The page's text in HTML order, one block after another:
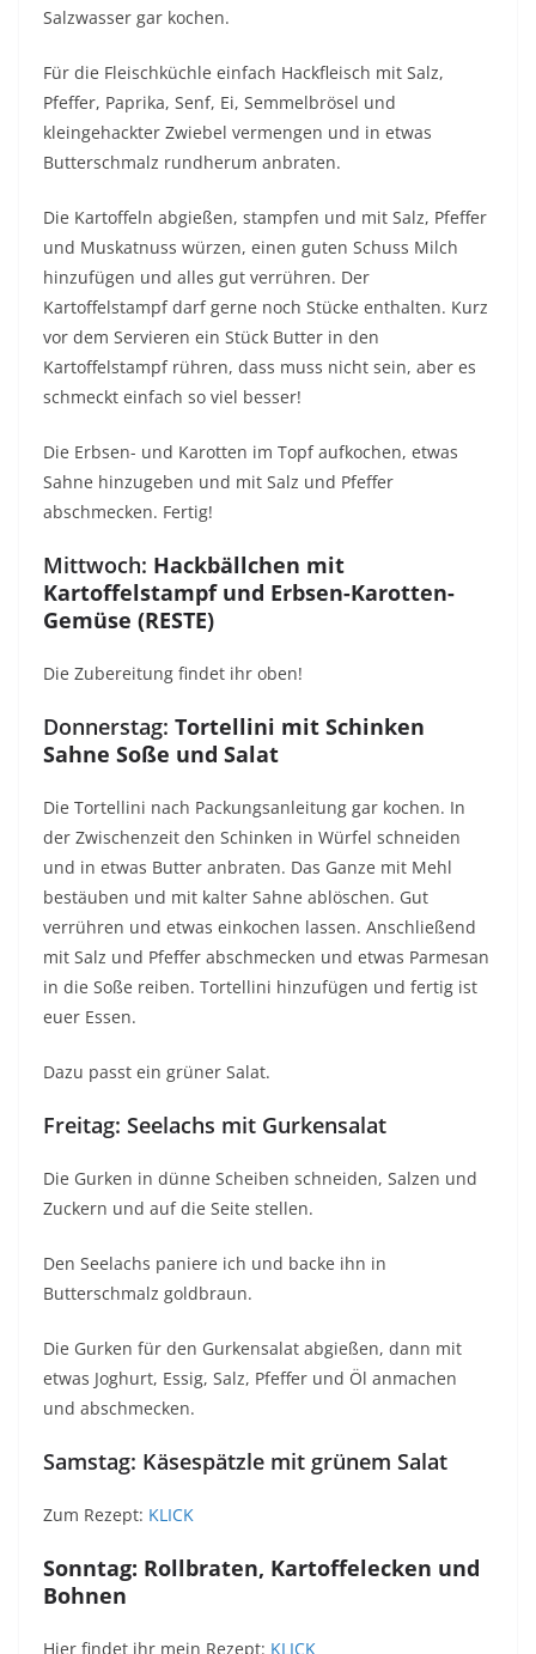
Salzwasser gar kochen.
Für die Fleischküchle einfach Hackfleisch mit Salz,
Pfeffer, Paprika, Senf, Ei, Semmelbrösel und
kleingehackter Zwiebel vermengen und in etwas
Butterschmalz rundherum anbraten.
Die Kartoffeln abgießen, stampfen und mit Salz, Pfeffer
und Muskatnuss würzen, einen guten Schuss Milch
hinzufügen und alles gut verrühren. Der
Kartoffelstampf darf gerne noch Stücke enthalten. Kurz
vor dem Servieren ein Stück Butter in den
Kartoffelstampf rühren, dass muss nicht sein, aber es
schmeckt einfach so viel besser!
Die Erbsen- und Karotten im Topf aufkochen, etwas
Sahne hinzugeben und mit Salz und Pfeffer
abschmecken. Fertig!
Mittwoch: Hackbällchen mit
Kartoffelstampf und Erbsen-Karotten-
Gemüse (RESTE)
Die Zubereitung findet ihr oben!
Donnerstag: Tortellini mit Schinken
Sahne Soße und Salat
Die Tortellini nach Packungsanleitung gar kochen. In
der Zwischenzeit den Schinken in Würfel schneiden
und in etwas Butter anbraten. Das Ganze mit Mehl
bestäuben und mit kalter Sahne ablöschen. Gut
verrühren und etwas einkochen lassen. Anschließend
mit Salz und Pfeffer abschmecken und etwas Parmesan
in die Soße reiben. Tortellini hinzufügen und fertig ist
euer Essen.
Dazu passt ein grüner Salat.
Freitag: Seelachs mit Gurkensalat
Die Gurken in dünne Scheiben schneiden, Salzen und
Zuckern und auf die Seite stellen.
Den Seelachs paniere ich und backe ihn in
Butterschmalz goldbraun.
Die Gurken für den Gurkensalat abgießen, dann mit
etwas Joghurt, Essig, Salz, Pfeffer und Öl anmachen
und abschmecken.
Samstag: Käsespätzle mit grünem Salat
Zum Rezept: KLICK
Sonntag: Rollbraten, Kartoffelecken und
Bohnen
Hier findet ihr mein Rezept: KLICK